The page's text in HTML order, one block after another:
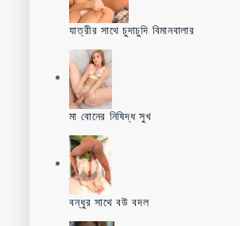
যাত্রীর সাথে চুদাচুদি বিমানবালার
মা বোনের নিষিদ্ধ সুখ
বন্ধুর সাথে বউ বদল